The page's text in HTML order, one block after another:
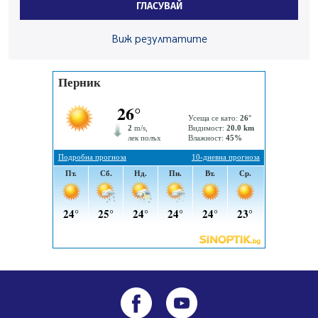
Непълнолетни с електрически тротинетки
По-малко тежки катастрофи в Пернишко от
началото на годината
05.08.2026, 09:30
Перник Мартин Жлябинков обходиха здравни
заведения в Перник
05.08.2026, 09:06
ГЛАСУВАЙ
Виж резултатите